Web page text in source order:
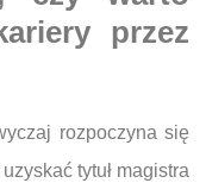
przez
rozpoczyna się
tytuł magistra